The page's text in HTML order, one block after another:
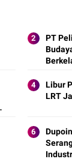
PT
Libur
LRT